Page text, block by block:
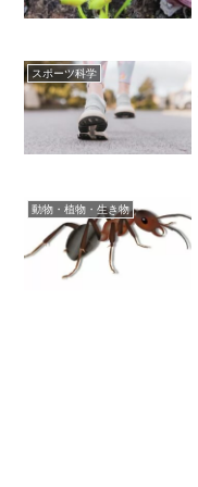
スポーツ科学
動物・植物・生き物